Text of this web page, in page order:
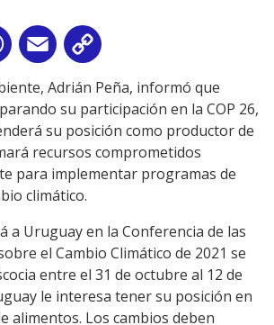
WhatsApp
Email
Link
Adrián Peña, informó que
su participación en la COP 26,
su posición como productor de
recursos comprometidos
para implementar programas de
climático.
a Uruguay en la Conferencia de las
el Cambio Climático de 2021 se
entre el 31 de octubre al 12 de
le interesa tener su posición en
alimentos. Los cambios deben